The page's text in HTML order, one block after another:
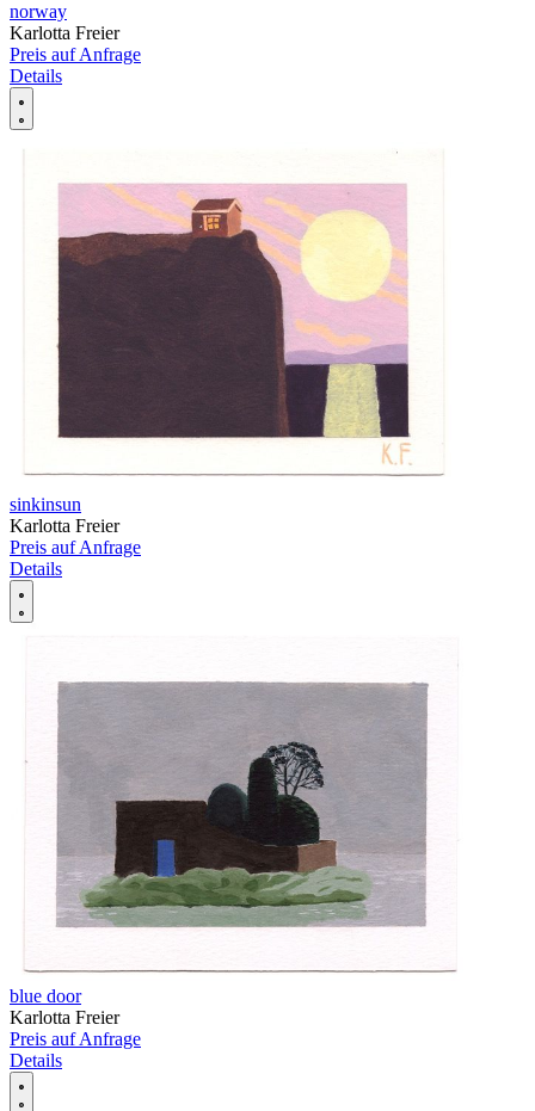
norway
Karlotta Freier
Preis auf Anfrage
Details
sinkinsun
Karlotta Freier
Preis auf Anfrage
Details
blue door
Karlotta Freier
Preis auf Anfrage
Details